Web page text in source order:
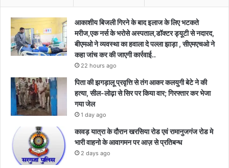
आकाशीय बिजली गिरने के बाद इलाज के लिए भटकते
मरीज,एक नर्स के भरोसे अस्पताल,डॉक्टर ड्यूटी से नदारद,
बीएमओ ने व्यवस्था का हवाला दे पल्ला झाड़ा , सीएमएचओ ने
कहा जांच कर की जाएगी कार्रवाई..
22 hours ago
पिता की झगड़ालू प्रवृत्ति से तंग आकर कलयुगी बेटे ने की
हत्या, सील-लोढ़ा से सिर पर किया वार; गिरफ्तार कर भेजा
गया जेल
1 day ago
कावड़ यात्रा के दौरान खरसिया रोड एवं रामानुजगंज रोड मे
भारी वाहनो के आवागमन पर आज़ से प्रतिबन्ध
2 days ago